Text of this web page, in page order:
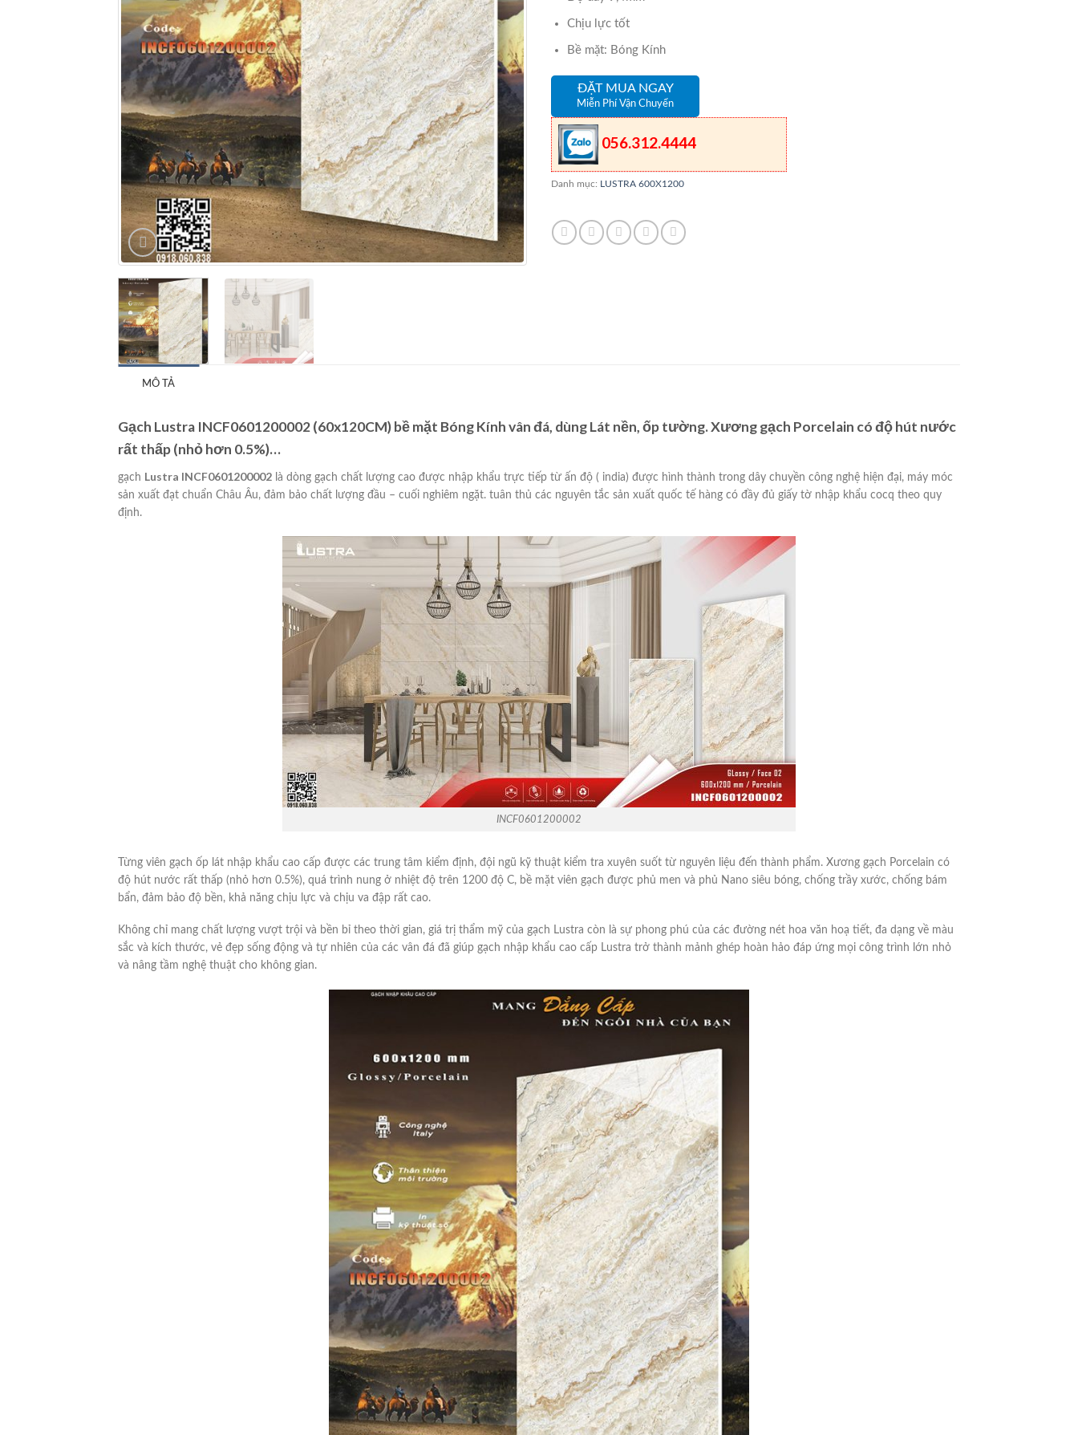
Chịu lực tốt
Bề mặt: Bóng Kính
ĐẶT MUA NGAY
Miễn Phí Vận Chuyển
056.312.4444
Danh mục: LUSTRA 600X1200
MÔ TẢ
Gạch Lustra INCF0601200002 (60x120CM) bề mặt Bóng Kính vân đá, dùng Lát nền, ốp tường. Xương gạch Porcelain có độ hút nước
rất thấp (nhỏ hơn 0.5%)…
gạch Lustra INCF0601200002 là dòng gạch chất lượng cao được nhập khẩu trực tiếp từ ấn độ ( india) được hình thành trong dây chuyền công nghệ hiện đại, máy móc
sản xuất đạt chuẩn Châu Âu, đảm bảo chất lượng đầu – cuối nghiêm ngặt. tuân thủ các nguyên tắc sản xuất quốc tế hàng có đầy đủ giấy tờ nhập khẩu cocq theo quy
định.
INCF0601200002
Từng viên gạch ốp lát nhập khẩu cao cấp được các trung tâm kiểm định, đội ngũ kỹ thuật kiểm tra xuyên suốt từ nguyên liệu đến thành phẩm. Xương gạch Porcelain có
độ hút nước rất thấp (nhỏ hơn 0.5%), quá trình nung ở nhiệt độ trên 1200 độ C, bề mặt viên gạch được phủ men và phủ Nano siêu bóng, chống trầy xước, chống bám
bẩn, đảm bảo độ bền, khả năng chịu lực và chịu va đập rất cao.
Không chỉ mang chất lượng vượt trội và bền bỉ theo thời gian, giá trị thẩm mỹ của gạch Lustra còn là sự phong phú của các đường nét hoa văn hoạ tiết, đa dạng về màu
sắc và kích thước, vẻ đẹp sống động và tự nhiên của các vân đá đã giúp gạch nhập khẩu cao cấp Lustra trở thành mảnh ghép hoàn hảo đáp ứng mọi công trình lớn nhỏ
và nâng tầm nghệ thuật cho không gian.